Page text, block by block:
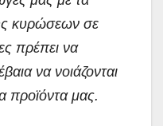
κυρώσεων σε
πρέπει να
να νοιάζονται
προϊόντα μας.